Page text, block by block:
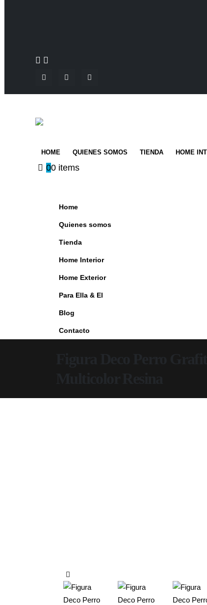
HOME QUIENES SOMOS TIENDA HOME
00 items
Home
Quienes somos
Tienda
Home Interior
Home Exterior
Para Ella & El
Blog
Contacto